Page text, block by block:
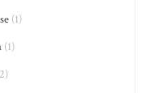
(1)
(1)